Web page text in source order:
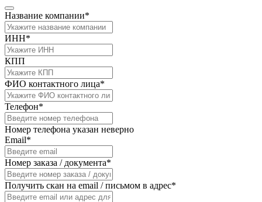
Название компании*
ИНН*
КПП
ФИО контактного лица*
Телефон*
Номер телефона указан неверно
Email*
Номер заказа / документа*
Получить скан на email / письмом в адрес*